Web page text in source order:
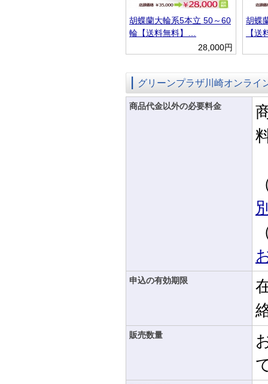
胡蝶蘭大輪系5本立 50～60
輪【送料無料】…
28,000円
胡蝶
【
グリーンプラザ川崎オンライ
商品代金以外の必要料金
申込の有効期限
販売数量